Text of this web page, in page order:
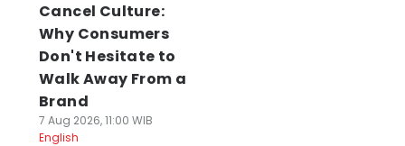
Cancel Culture:
Why Consumers
Don't Hesitate to
Walk Away From a
Brand
7 Aug 2026, 11:00 WIB
English